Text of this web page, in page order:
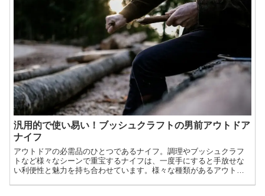
汎用的で使い易い！ブッシュクラフトの男前アウトドア
ナイフ
アウトドアの必需品のひとつであるナイフ。調理やブッシュクラフ
トなど様々なシーンで重宝するナイフは、一度手にすると手放せな
い利便性と魅力を持ち合わせています。様々な種類があるアウトド